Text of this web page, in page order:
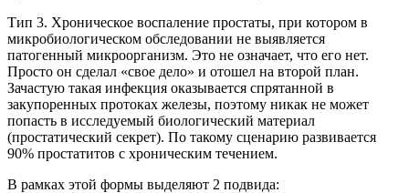
Тип 3. Хроническое воспаление простаты, при котором в
микробиологическом обследовании не выявляется
патогенный микроорганизм. Это не означает, что его нет.
Просто он сделал «свое дело» и отошел на второй план.
Зачастую такая инфекция оказывается спрятанной в
закупоренных протоках железы, поэтому никак не может
попасть в исследуемый биологический материал
(простатический секрет). По такому сценарию развивается
90% простатитов с хроническим течением.
В рамках этой формы выделяют 2 подвида: